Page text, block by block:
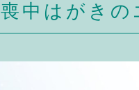
喪中はがきの